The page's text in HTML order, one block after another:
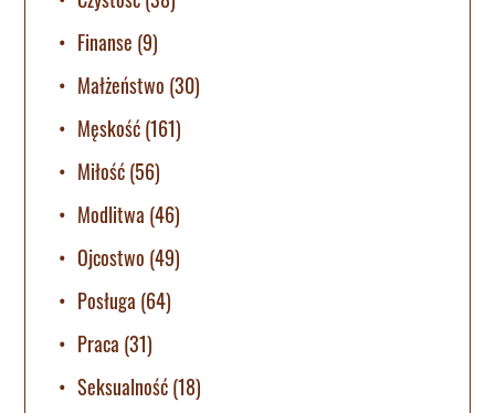
Finanse (9)
Małżeństwo (30)
Męskość(161)
Miłość(56)
Modlitwa (46)
Ojcostwo (49)
Posługa (64)
Praca (31)
Seksualność(18)